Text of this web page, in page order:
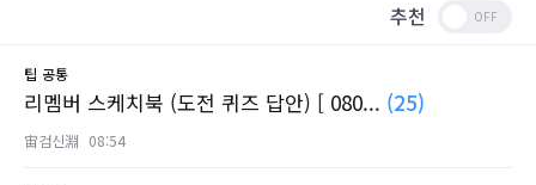
추천
팁 공통
리멤버 스케치북 (도전 퀴즈 답안) [ 080... (25)
宙검신淵 08:54